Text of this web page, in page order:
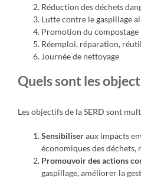
Réduction des déchets
Lutte contre le gaspillage
Promotion du compostage
Réemploi, réparation,
Journée de nettoyage
Quels sont les
Les objectifs de la SERD sont
Sensibiliseraux impacts
économiques des
Promouvoir des actions
gaspillage, améliorer la